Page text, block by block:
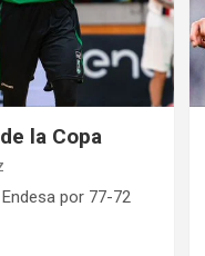
la Copa
por 77-72